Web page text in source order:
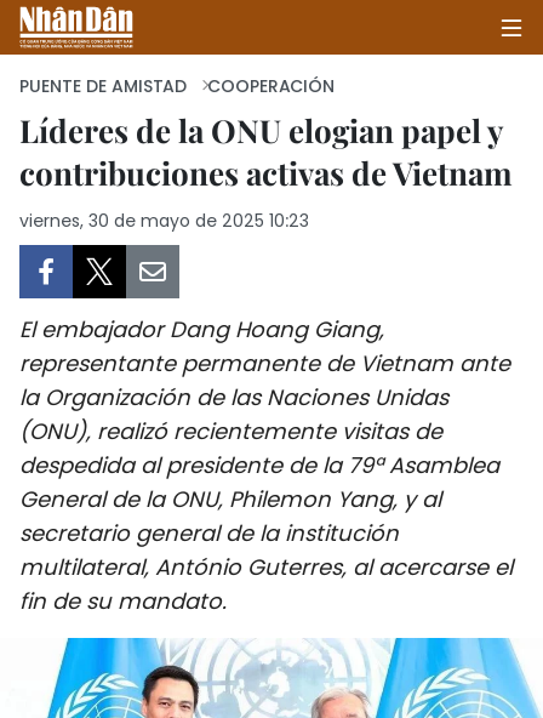
INICIO
POLÍTICA
SOCIEDAD
SALUD - MEDIO AMBIENTE
CULTURA - ENTRETENIMIENTO
INTERNACIONAL
DEPORTES
VIAJES
PUENTE DE AMISTAD
PUENTE DE AMISTAD COOPERACIÓN
Líderes de la ONU elogian papel y
contribuciones activas de Vietnam
viernes, 30 de mayo de 2025 10:23
El embajador Dang Hoang Giang,
representante permanente de Vietnam ante
la Organización de las Naciones Unidas
(ONU), realizó recientemente visitas de
despedida al presidente de la 79ª Asamblea
General de la ONU, Philemon Yang, y al
secretario general de la institución
multilateral, António Guterres, al acercarse el
fin de su mandato.